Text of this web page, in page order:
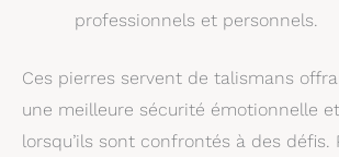
professionnels et personnels.
Ces pierres servent de talismans
une meilleure sécurité émotionnelle
lorsqu’ils sont confrontés à des défis.